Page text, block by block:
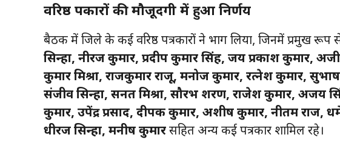
वरिष्ठ पत्रकारों की मौजूदगी में हुआ निर्णय
बैठक में जिले के कई वरिष्ठ पत्रकारों ने भाग लिया, जिनमें प्रमुख रूप
सिन्हा, नीरज कुमार, प्रदीप कुमार सिंह, जय प्रकाश कुमार,
कुमार मिश्रा, राजकुमार राजू, मनोज कुमार, रत्नेश कुमार,
संजीव सिन्हा, सनत मिश्रा, सौरभ शरण, राजेश कुमार, अजय
कुमार, उपेंद्र प्रसाद, दीपक कुमार, अशीष कुमार, नीतम राज,
धीरज सिन्हा, मनीष कुमारसहित अन्य कई पत्रकार शामिल रहे।